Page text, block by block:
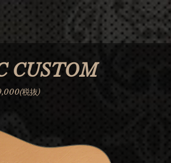
Jump to navigation
CUSTOM
税抜)